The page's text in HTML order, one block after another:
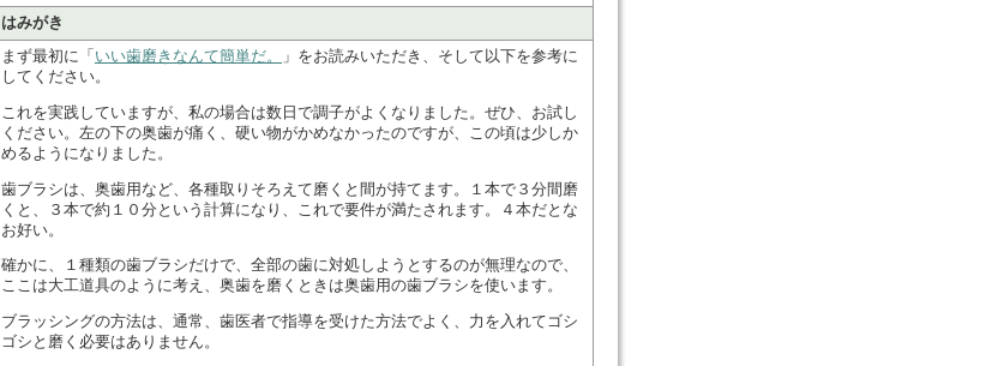
はみがき
まず最初に「 いい歯磨きなんて簡単だ。
」をお読みいただき、そして以下を参考に
してください。
これを実践していますが、私の場合は数日で調子がよくなりました。ぜひ、お試し
ください。左の下の奥歯が痛く、硬い物がかめなかったのですが、この頃は少しか
めるようになりました。
歯ブラシは、奥歯用など、各種取りそろえて磨くと間が持てます。１本で３分間磨
くと、３本で約１０分という計算になり、これで要件が満たされます。４本だとな
お好い。
確かに、１種類の歯ブラシだけで、全部の歯に対処しようとするのが無理なので、
ここは大工道具のように考え、奥歯を磨くときは奥歯用の歯ブラシを使います。
ブラッシングの方法は、通常、歯医者で指導を受けた方法でよく、力を入れてゴシ
ゴシと磨く必要はありません。